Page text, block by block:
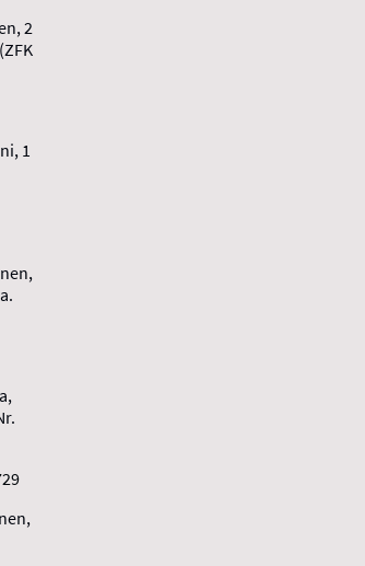
2
1